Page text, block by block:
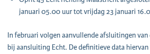
januari 05.00 uur tot vrijdag 23 januari
In februari volgen aanvullende afsluitingen
bij aansluiting Echt. De definitieve data